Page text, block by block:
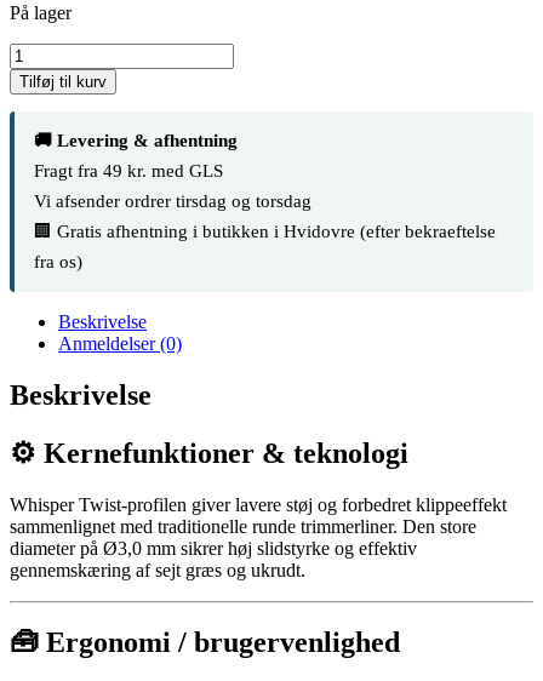
På lager
Husqvarna
Trimmerline
Whisper
Twist
Ø3,0
mm
antal
Tilføj til kurv
🚚 Levering & afhentning
Fragt fra 49 kr. med GLS
Vi afsender ordrer tirsdag og torsdag
🏢 Gratis afhentning i butikken i Hvidovre (efter bekraeftelse
fra os)
Beskrivelse
Anmeldelser (0)
Beskrivelse
⚙️ Kernefunktioner & teknologi
Whisper Twist-profilen giver lavere støj og forbedret klippeeffekt
sammenlignet med traditionelle runde trimmerliner. Den store
diameter på Ø3,0 mm sikrer høj slidstyrke og effektiv
gennemskæring af sejt græs og ukrudt.
🧰 Ergonomi / brugervenlighed